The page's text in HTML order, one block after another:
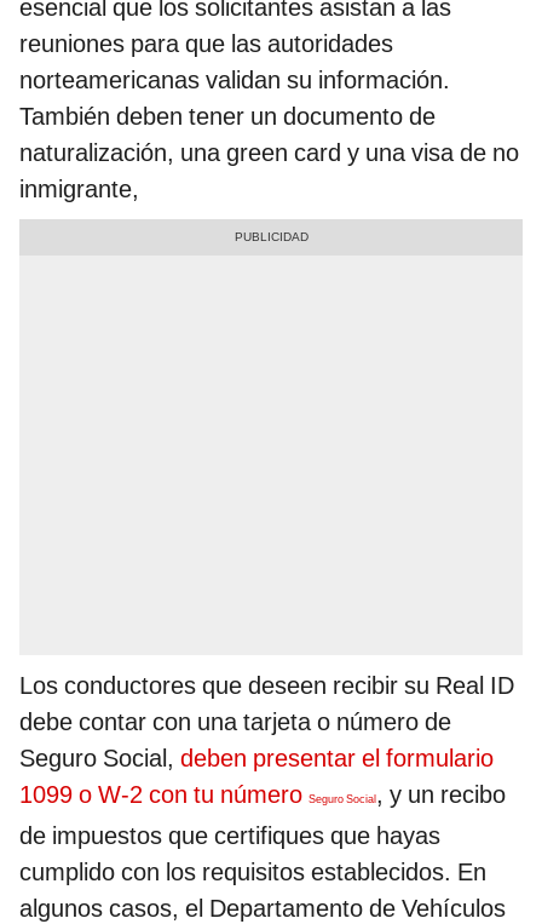
esencial que los solicitantes asistan a las
reuniones para que las autoridades
norteamericanas validan su información.
También deben tener un documento de
naturalización, una green card y una visa de no
inmigrante,
Los conductores que deseen recibir su Real ID
debe contar con una tarjeta o número de
Seguro Social, deben presentar el formulario
1099 o W-2 con tu número Seguro Social , y un recibo
de impuestos que certifiques que hayas
cumplido con los requisitos establecidos. En
algunos casos, el Departamento de Vehículos